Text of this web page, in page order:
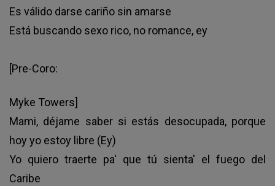
Es válido darse cariño sin amarse
Está buscando sexo rico, no romance, ey
[Pre-Coro:
Myke Towers]
Mami, déjame saber si estás desocupada, porque
hoy yo estoy libre (Ey)
Yo quiero traerte pa' que tú sienta' el fuego del
Caribe